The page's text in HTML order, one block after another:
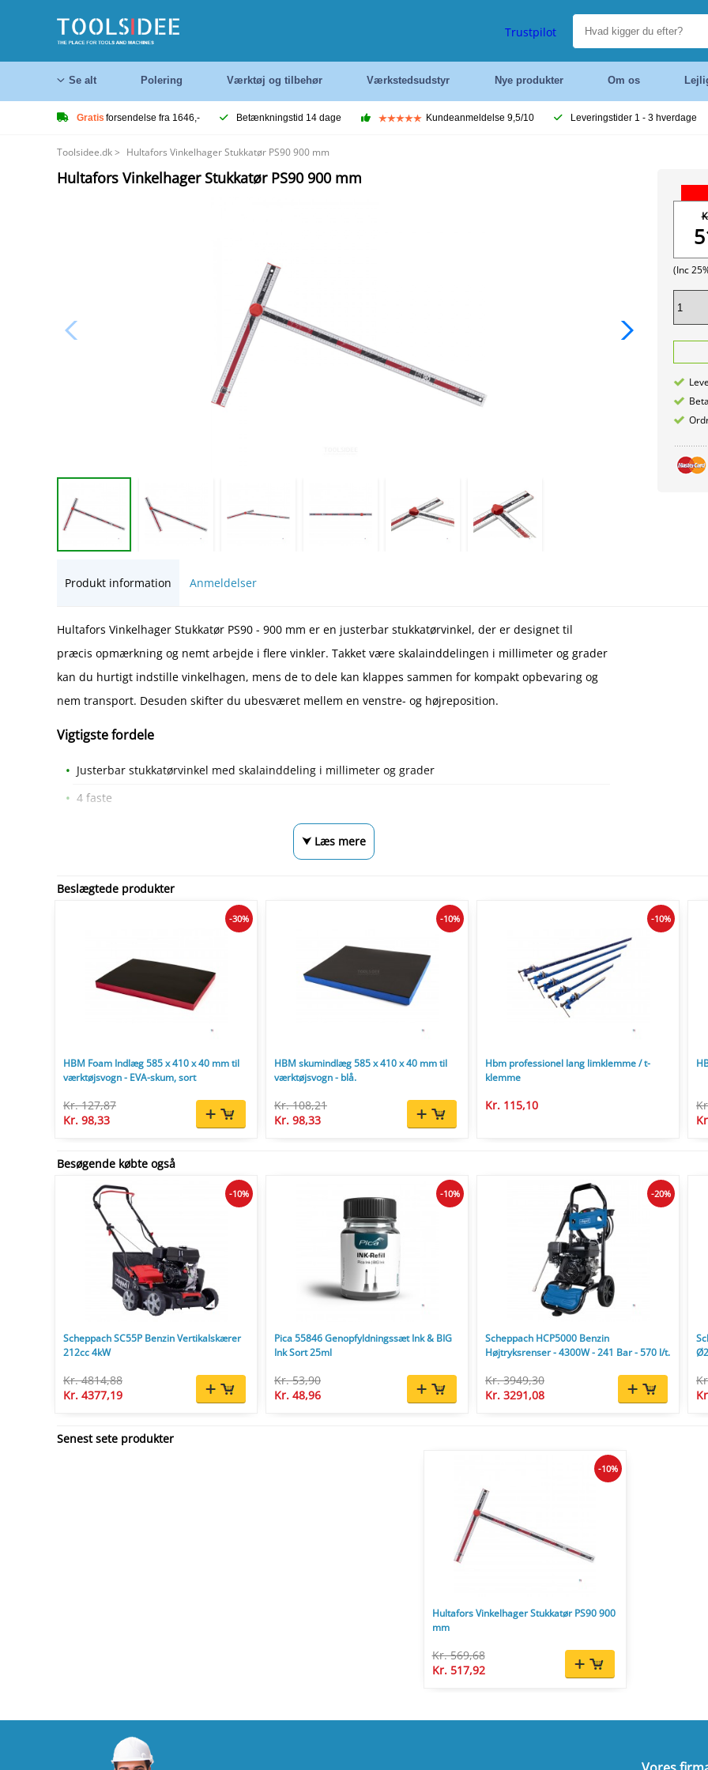
Trustpilot
Se alt Polering Værktøj og tilbehør Værkstedsudstyr Nye produkter Om os
Gratis forsendelse fra 1646,- Betænkningstid 14 dage Kundeanmeldelse 9,5/10 Leveringstider 1 - 3 hverdage
Toolsidee.dk> Hultafors Vinkelhager Stukkatør PS90 900 mm
Hultafors Vinkelhager Stukkatør PS90 900 mm
(Inc
Produkt information Anmeldelser
Hultafors Vinkelhager Stukkatør PS90 - 900 mm er en justerbar stukkatørvinkel, der er designet til
præcis opmærkning og nemt arbejde i flere vinkler. Takket være skalainddelingen i millimeter og grader
kan du hurtigt indstille vinkelhagen, mens de to dele kan klappes sammen for kompakt opbevaring og
nem transport. Desuden skifter du ubesværet mellem en venstre- og højreposition.
Vigtigste fordele
Justerbar stukkatørvinkel med skalainddeling i millimeter og grader
4 faste
⮟ Læs mere
Beslægtede produkter
HBM Foam Indlæg 585 x 410 x 40 mm til
værktøjsvogn - EVA-skum, sort
Kr. 127,87
Kr. 98,33
-30%
HBM skumindlæg 585 x 410 x 40 mm til
værktøjsvogn - blå.
Kr. 108,21
Kr. 98,33
-10%
Hbm professionel lang limklemme / t-
klemme
Kr. 115,10
-10%
Besøgende købte også
Scheppach SC55P Benzin Vertikalskærer
212cc 4kW
Kr. 4814,88
Kr. 4377,19
-10%
Pica 55846 Genopfyldningssæt Ink & BIG
Ink Sort 25ml
Kr. 53,90
Kr. 48,96
-10%
Scheppach HCP5000 Benzin
Højtryksrenser - 4300W - 241 Bar - 570 l/t.
Kr. 3949,30
Kr. 3291,08
-20%
Senest sete produkter
Hultafors Vinkelhager Stukkatør PS90 900
mm
Kr. 569,68
Kr. 517,92
-10%